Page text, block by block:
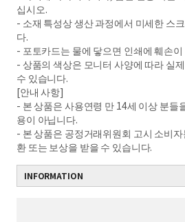
십시오.
- 소재 특성상 생산 과정에서 미세한 스
다.
- 포토카드는 물에 닿으면 인쇄에 훼손
- 상품의 색상은 모니터 사양에 따라 실
수 있습니다.
[안내 사항]
- 본 상품은 사용연령 만 14세 이상 분들
용이 아닙니다.
- 본 상품은 공정거래위원회 고시 소비
환 또는 보상을 받을 수 있습니다.
INFORMATION